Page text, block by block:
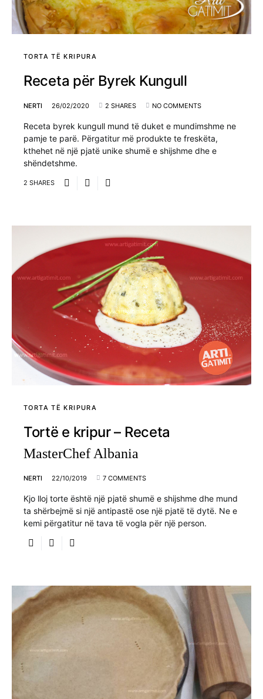
TORTA TË KRIPURA
Receta për Byrek Kungull
NERTI 26/02/2020 2 SHARES NO COMMENTS
Receta byrek kungull mund të duket e mundimshme ne
pamje te parë. Përgatitur më produkte te freskëta,
kthehet në një pjatë unike shumë e shijshme dhe e
shëndetshme.
2 SHARES
TORTA TË KRIPURA
Tortë e kripur – Receta
MasterChef Albania
NERTI 22/10/2019 7 COMMENTS
Kjo lloj torte është një pjatë shumë e shijshme dhe mund
ta shërbejmë si një antipastë ose një pjatë të dytë. Ne e
kemi përgatitur në tava të vogla për një person.